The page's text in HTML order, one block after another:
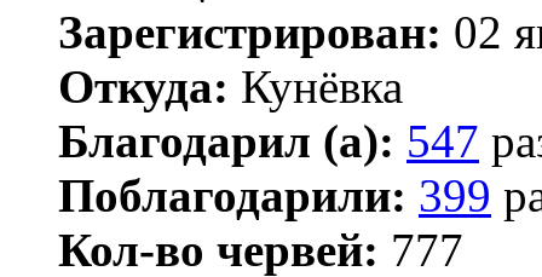
Зарегистрирован: 02
Откуда: Кунёвка
Благодарил (а): 547
Поблагодарили: 399
Кол-во червей: 777